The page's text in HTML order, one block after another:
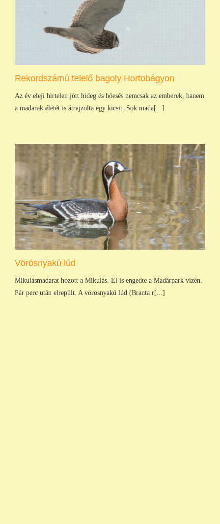
Rekordszámú telelő bagoly Hortobágyon
Az év eleji hirtelen jött hideg és hóesés nemcsak az emberek, hanem
a madarak életét is átrajzolta egy kicsit. Sok mada[...]
Vörösnyakú lúd
Mikulásmadarat hozott a Mikulás. El is engedte a Madárpark vizén.
Pár perc után elrepült. A vörösnyakú lúd (Branta r[...]